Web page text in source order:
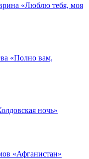
«Люблю тебя, моя
«Полно вам,
ночь»
«Афганистан»